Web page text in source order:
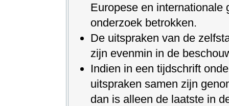
Europese en internationale
onderzoek betrokken.
De uitspraken van de
zijn evenmin in de
Indien in een tijdschrift
uitspraken samen zijn
dan is alleen de laatste in